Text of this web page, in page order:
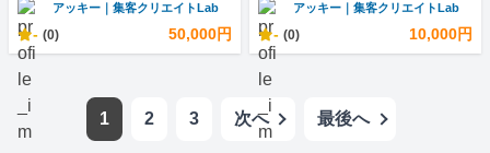
アッキー｜集客クリエイトLab
- (0) 50,000円
アッキー｜集客クリエイトLab
- (0) 10,000円
1 2 3 次へ 最後へ